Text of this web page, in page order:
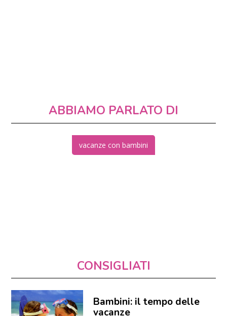
ABBIAMO PARLATO DI
vacanze con bambini
CONSIGLIATI
Bambini: il tempo delle
vacanze